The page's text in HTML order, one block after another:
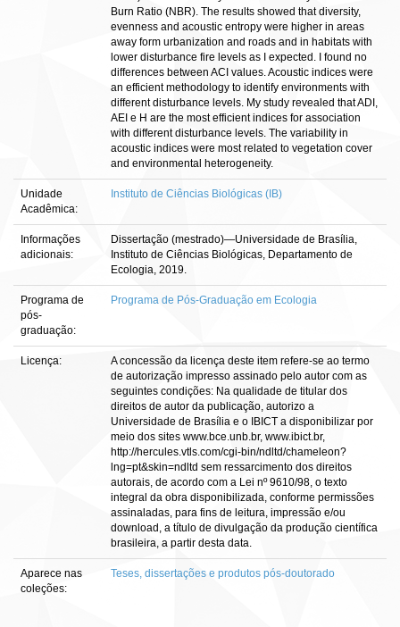
Burn Ratio (NBR). The results showed that diversity,
evenness and acoustic entropy were higher in areas
away form urbanization and roads and in habitats with
lower disturbance fire levels as I expected. I found no
differences between ACI values. Acoustic indices were
an efficient methodology to identify environments with
different disturbance levels. My study revealed that ADI,
AEI e H are the most efficient indices for association
with different disturbance levels. The variability in
acoustic indices were most related to vegetation cover
and environmental heterogeneity.
Unidade
Acadêmica:
Instituto de Ciências Biológicas (IB)
Informações
adicionais:
Dissertação (mestrado)—Universidade de Brasília,
Instituto de Ciências Biológicas, Departamento de
Ecologia, 2019.
Programa de
pós-
graduação:
Programa de Pós-Graduação em Ecologia
Licença:
A concessão da licença deste item refere-se ao termo
de autorização impresso assinado pelo autor com as
seguintes condições: Na qualidade de titular dos
direitos de autor da publicação, autorizo a
Universidade de Brasília e o IBICT a disponibilizar por
meio dos sites www.bce.unb.br, www.ibict.br,
http://hercules.vtls.com/cgi-bin/ndltd/chameleon?
lng=pt&skin=ndltd sem ressarcimento dos direitos
autorais, de acordo com a Lei nº 9610/98, o texto
integral da obra disponibilizada, conforme permissões
assinaladas, para fins de leitura, impressão e/ou
download, a título de divulgação da produção científica
brasileira, a partir desta data.
Aparece nas
coleções:
Teses, dissertações e produtos pós-doutorado